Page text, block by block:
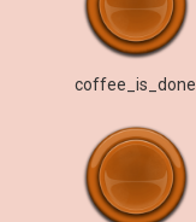
coffee_is_done